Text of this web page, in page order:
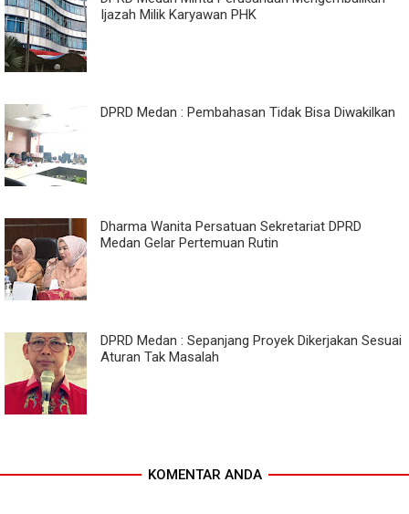
Ijazah Milik Karyawan PHK
DPRD Medan : Pembahasan Tidak Bisa Diwakilkan
Dharma Wanita Persatuan Sekretariat DPRD
Medan Gelar Pertemuan Rutin
DPRD Medan : Sepanjang Proyek Dikerjakan Sesuai
Aturan Tak Masalah
KOMENTAR ANDA